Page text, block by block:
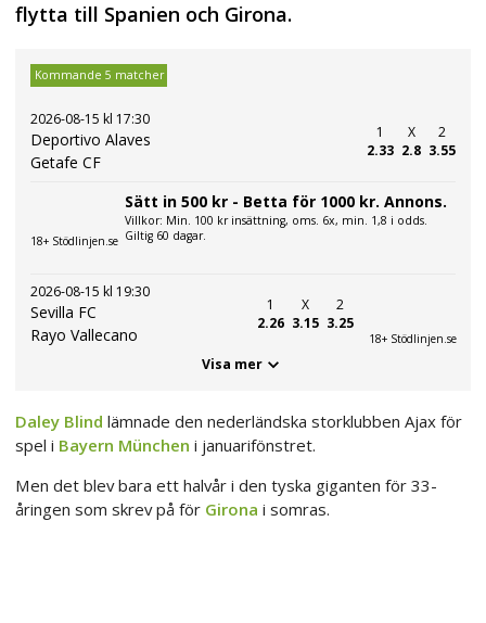
flytta till Spanien och Girona.
Kommande 5 matcher
2026-08-15 kl 17:30
Deportivo Alaves
Getafe CF
1
2.33
X
2.8
2
3.55
18+ Stödlinjen.se
Sätt in 500 kr - Betta för 1000 kr. Annons.
Villkor: Min. 100 kr insättning, oms. 6x, min. 1,8 i odds.
Giltig 60 dagar.
2026-08-15 kl 19:30
Sevilla FC
Rayo Vallecano
1
2.26
X
3.15
2
3.25
18+ Stödlinjen.se
Visa mer
Daley Blind lämnade den nederländska storklubben Ajax för
spel i Bayern München i januarifönstret.
Men det blev bara ett halvår i den tyska giganten för 33-
åringen som skrev på för Girona i somras.